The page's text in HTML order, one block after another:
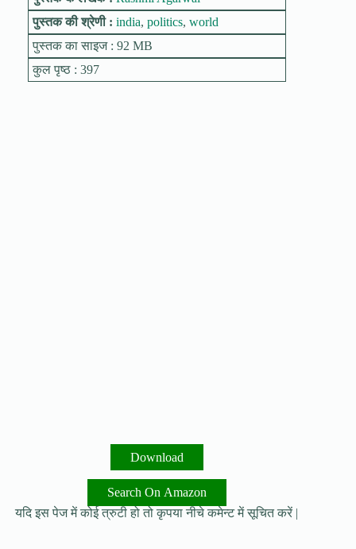
पुस्तक की श्रेणी : india, politics, world
पुस्तक का साइज : 92 MB
कुल पृष्ठ : 397
Download
Search On Amazon
यदि इस पेज में कोई त्रुटी हो तो कृपया नीचे कमेन्ट में सूचित करें |